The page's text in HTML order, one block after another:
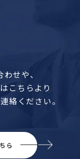
せや、
こちらより
絡ください。
ら